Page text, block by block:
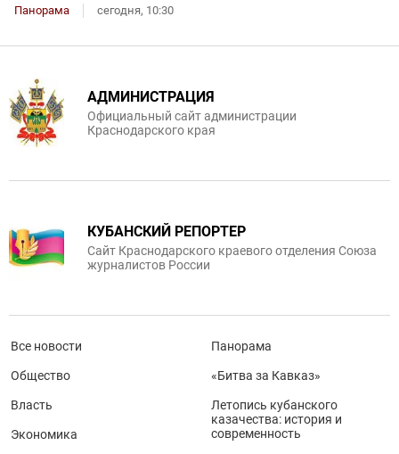
Панорама сегодня, 10:30
АДМИНИСТРАЦИЯ
Официальный сайт администрации
Краснодарского края
КУБАНСКИЙ РЕПОРТЕР
Сайт Краснодарского краевого отделения Союза
журналистов России
Все новости
Общество
Власть
Экономика
Панорама
«Битва за Кавказ»
Летопись кубанского
казачества: история и
современность